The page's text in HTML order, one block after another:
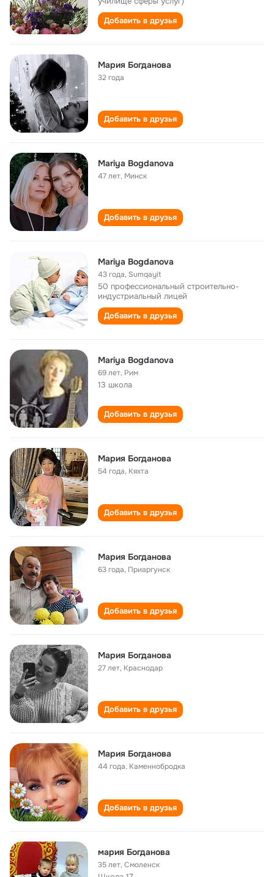
Добавить в друзья
Мария Богданова
32 года
Добавить в друзья
Mariya Bogdanova
47 лет, Минск
Добавить в друзья
Mariya Bogdanova
43 года, Sumqayit
50 профессиональный строительно-
индустриальный лицей
Добавить в друзья
Mariya Bogdanova
69 лет, Рим
13 школа
Добавить в друзья
Мария Богданова
54 года, Кяхта
Добавить в друзья
Мария Богданова
63 года, Приаргунск
Добавить в друзья
Мария Богданова
27 лет, Краснодар
Добавить в друзья
Мария Богданова
44 года, Каменнобродка
Добавить в друзья
мария Богданова
35 лет,Смоленск